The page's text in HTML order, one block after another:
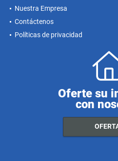
Nuestra Empresa
Contáctenos
Políticas de privacidad
Oferte su
con